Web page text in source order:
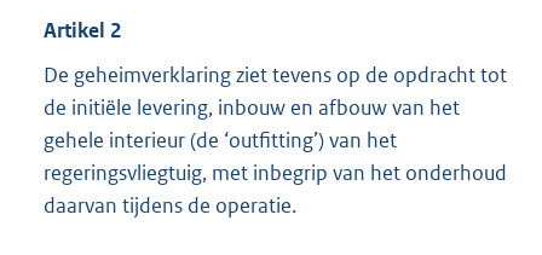
Artikel 2
De geheimverklaring ziet tevens op de opdracht tot
de initiële levering, inbouw en afbouw van het
gehele interieur (de ‘outfitting’) van het
regeringsvliegtuig, met inbegrip van het onderhoud
daarvan tijdens de operatie.